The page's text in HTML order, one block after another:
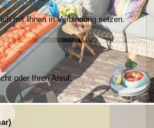
heizung.de
mit Ihnen in Verbindung setzen.
oder Ihren Anruf: